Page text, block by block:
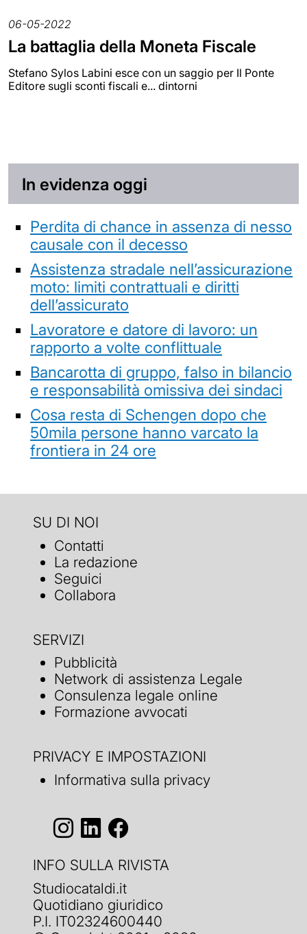
06-05-2022
La battaglia della Moneta Fiscale
Stefano Sylos Labini esce con un saggio per Il Ponte
Editore sugli sconti fiscali e... dintorni
In evidenza oggi
Perdita di chance in assenza di nesso
causale con il decesso
Assistenza stradale nell’assicurazione
moto: limiti contrattuali e diritti
dell’assicurato
Lavoratore e datore di lavoro: un
rapporto a volte conflittuale
Bancarotta di gruppo, falso in bilancio
e responsabilità omissiva dei sindaci
Cosa resta di Schengen dopo che
50mila persone hanno varcato la
frontiera in 24 ore
SU DI NOI
Contatti
La redazione
Seguici
Collabora
SERVIZI
Pubblicità
Network di assistenza Legale
Consulenza legale online
Formazione avvocati
PRIVACY E IMPOSTAZIONI
Informativa sulla privacy
INFO SULLA RIVISTA
Studiocataldi.it
Quotidiano giuridico
P.I. IT02324600440